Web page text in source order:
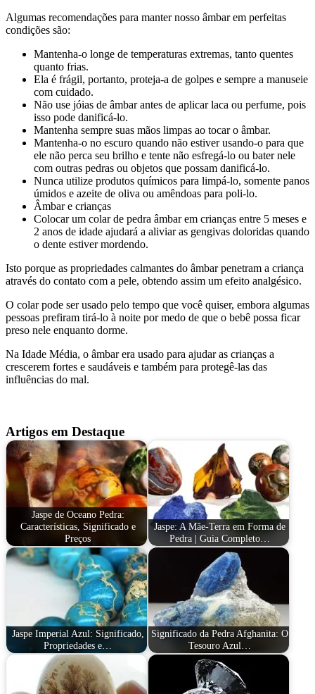
Algumas recomendações para manter nosso âmbar em perfeitas
condições são:
Mantenha-o longe de temperaturas extremas, tanto quentes
quanto frias.
Ela é frágil, portanto, proteja-a de golpes e sempre a manuseie
com cuidado.
Não use jóias de âmbar antes de aplicar laca ou perfume, pois
isso pode danificá-lo.
Mantenha sempre suas mãos limpas ao tocar o âmbar.
Mantenha-o no escuro quando não estiver usando-o para que
ele não perca seu brilho e tente não esfregá-lo ou bater nele
com outras pedras ou objetos que possam danificá-lo.
Nunca utilize produtos químicos para limpá-lo, somente panos
úmidos e azeite de oliva ou amêndoas para poli-lo.
Âmbar e crianças
Colocar um colar de pedra âmbar em crianças entre 5 meses e
2 anos de idade ajudará a aliviar as gengivas doloridas quando
o dente estiver mordendo.
Isto porque as propriedades calmantes do âmbar penetram a criança
através do contato com a pele, obtendo assim um efeito analgésico.
O colar pode ser usado pelo tempo que você quiser, embora algumas
pessoas prefiram tirá-lo à noite por medo de que o bebê possa ficar
preso nele enquanto dorme.
Na Idade Média, o âmbar era usado para ajudar as crianças a
crescerem fortes e saudáveis e também para protegê-las das
influências do mal.
Artigos em Destaque
Jaspe de Oceano Pedra:
Características, Significado e
Preços
Jaspe: A Mãe-Terra em Forma de
Pedra | Guia Completo…
Jaspe Imperial Azul: Significado,
Propriedades e…
Significado da Pedra Afghanita: O
Tesouro Azul…